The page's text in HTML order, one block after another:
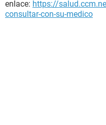
enlace: https://
consultar-con-su-medico